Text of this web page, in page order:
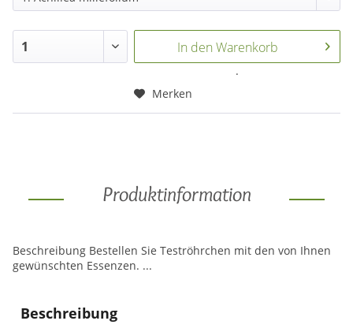
In denWarenkorb
.
Merken
Produktinformation
Beschreibung Bestellen Sie Teströhrchen mit den von Ihnen
gewünschten Essenzen. ...
Beschreibung